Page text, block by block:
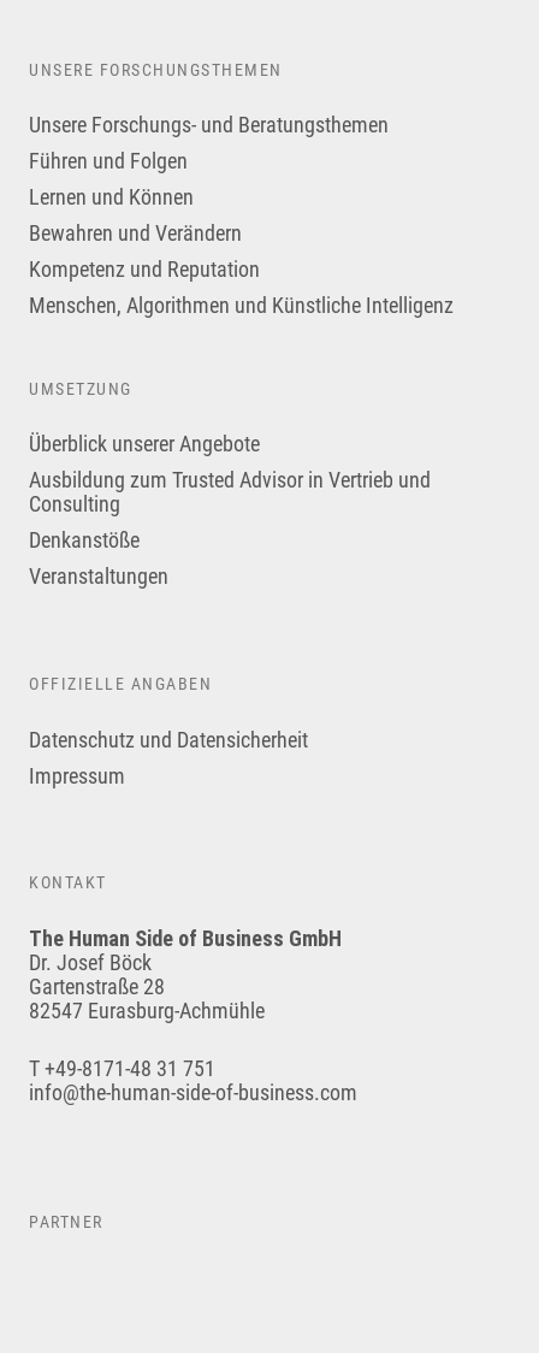
UNSERE FORSCHUNGSTHEMEN
Unsere Forschungs- und Beratungsthemen
Führen und Folgen
Lernen und Können
Bewahren und Verändern
Kompetenz und Reputation
Menschen, Algorithmen und Künstliche Intelligenz
UMSETZUNG
Überblick unserer Angebote
Ausbildung zum Trusted Advisor in Vertrieb und
Consulting
Denkanstöße
Veranstaltungen
OFFIZIELLE ANGABEN
Datenschutz und Datensicherheit
Impressum
KONTAKT
The Human Side of Business GmbH
Dr. Josef Böck
Gartenstraße 28
82547 Eurasburg-Achmühle
T +49-8171-48 31 751
info@the-human-side-of-business.com
PARTNER